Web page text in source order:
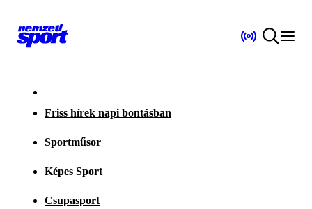
Friss hírek napi bontásban
Sportműsor
Képes Sport
Csupasport